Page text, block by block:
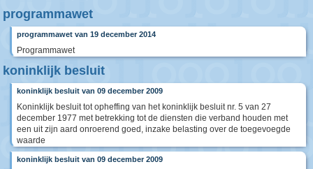
programmawet
programmawet van 19 december 2014
Programmawet
koninklijk besluit
koninklijk besluit van 09 december 2009
Koninklijk besluit tot opheffing van het koninklijk besluit nr. 5 van 27
december 1977 met betrekking tot de diensten die verband houden met
een uit zijn aard onroerend goed, inzake belasting over de toegevoegde
waarde
koninklijk besluit van 09 december 2009